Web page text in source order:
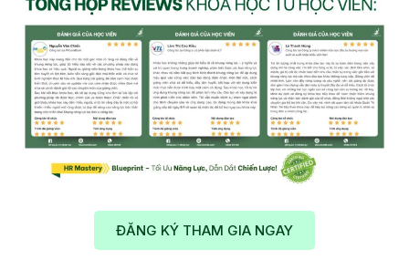
ĐĂNG KÝ THAM GIA NGAY